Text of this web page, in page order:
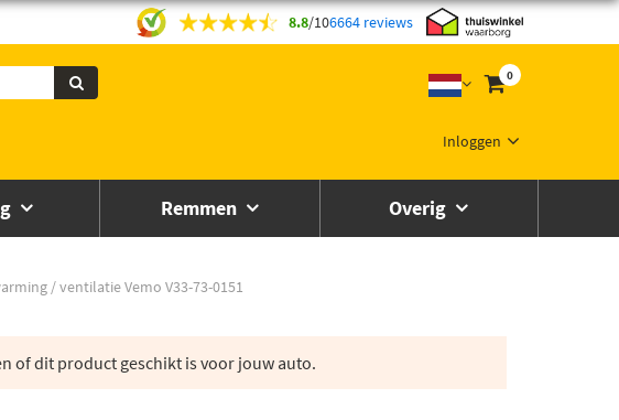
8.8/106664 reviews
0
Inloggen
Remmen Overig
/ ventilatie Vemo V33-73-0151
of dit product geschikt is voor jouw auto.